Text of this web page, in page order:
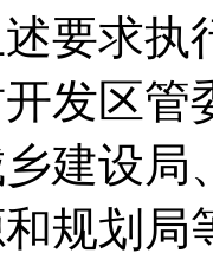
要求执
发区
建设局
规划局